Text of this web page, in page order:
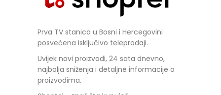
Prva TV stanica u Bosni i Hercegovini
posvećena isključivo teleprodaji.
Uvijek novi proizvodi, 24 sata dnevno,
najbolja sniženja i detaljne informacije o
proizvodima.